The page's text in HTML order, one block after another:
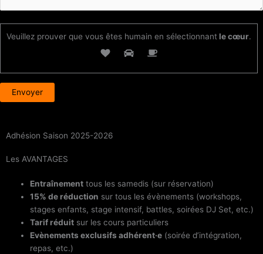
Veuillez prouver que vous êtes humain en sélectionnant le cœur.
Adhésion Saison 2025-2026
Les AVANTAGES
Entraînement tous les samedis (sur réservation)
15% de réduction sur tous les évènements (workshops,
stages enfants, stage intensif, battles, soirées DJ Set, etc.)
Tarif réduit sur les cours particuliers
Evènements exclusifs adhérent·e (soirée d’intégration,
repas, etc.)